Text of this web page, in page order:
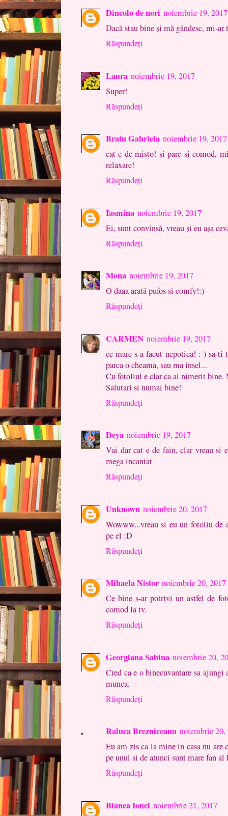
Dincolo de nori noiembrie 19, 2017
Dacă stau bine și mă gândesc, mi-
Răspundeți
Laura noiembrie 19, 2017
Super!
Răspundeți
Bratu Gabriela noiembrie 19, 2017
cat e de misto! si pare si comod,
relaxare!
Răspundeți
Iasmina noiembrie 19, 2017
Ei, sunt convinsă, vreau și eu așa
Răspundeți
Mona noiembrie 19, 2017
O daaa arată pufos si comfy!:)
Răspundeți
CARMEN noiembrie 19, 2017
ce mare s-a facut nepotica! :-) sa-
parca o cheama, sau ma insel...
Cu fotoliul e clar ca ai nimerit bine.
Salutari si numai bine!
Răspundeți
Deya noiembrie 19, 2017
Vai dar cat e de fain, clar vreau si
mega incantat
Răspundeți
Unknown noiembrie 20, 2017
Wowww...vreau si eu un fotoliu de
pe el :D
Răspundeți
Mihaela Nistor noiembrie 20, 2017
Ce bine s-ar potrivi un astfel de
comod la tv.
Răspundeți
Georgiana Sabina noiembrie 20,
Cred ca e o binecuvantare sa
munca.
Răspundeți
Raluca Brezniceanu noiembrie 20,
Eu am zis ca la mine in casa nu are
pe unul si de atunci sunt mare fan al
Răspundeți
Bianca Ionel noiembrie 21, 2017